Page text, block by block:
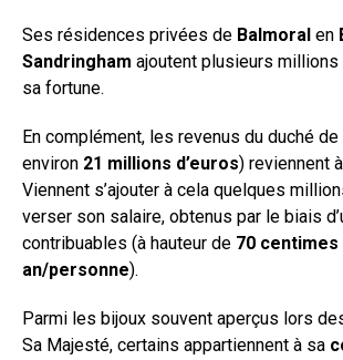
Ses résidences privées de Balmoral en
Sandringham ajoutent plusieurs millions
sa fortune.
En complément, les revenus du duché de
environ 21 millions d’euros) reviennent
Viennent s’ajouter à cela quelques
verser son salaire, obtenus par le biais
contribuables (à hauteur de 70 centimes
an/personne).
Parmi les bijoux souvent aperçus lors
Sa Majesté, certains appartiennent à sa